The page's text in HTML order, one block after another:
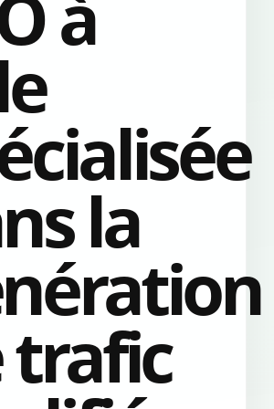
la
trafic